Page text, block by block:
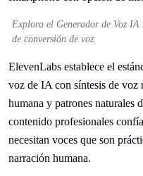
Explora el Generador de Voz
de conversión de voz.
ElevenLabs establece el
voz de IA con síntesis de voz
humana y patrones naturales
contenido profesionales
necesitan voces que son
narración humana.